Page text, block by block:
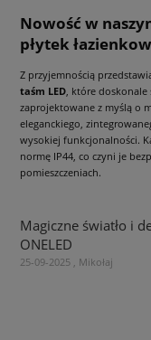
Nowość w
płytek
Z przyjemnością
taśm LED, które doskonale
zaprojektowane z myślą o
eleganckiego,
wysokiej funkcjonalności.
normę IP44, co czyni je
pomieszczeniach.
Magiczne światło i
ONELED
25-09-2025 , Mikołaj